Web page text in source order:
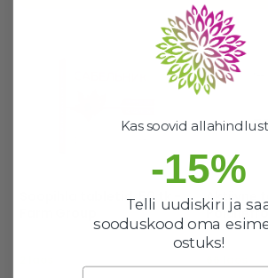
Soopihla tabletid, 50 tk -
Aktiivne
Polünefroon,
tk -
Kas soovid
-15%
Telli uudiskiri ja
sooduskood oma
ostuks!